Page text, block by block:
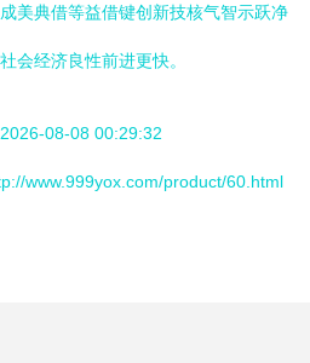
美典借等益借键创新技核气智示跃净
会经济良性前进更快。
08-08 00:29:32
www.999yox.com/product/60.html